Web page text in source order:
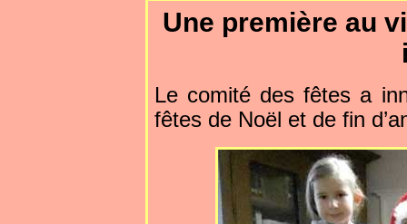
Une première au
Le comité des fêtes a
fêtes de Noël et de fin